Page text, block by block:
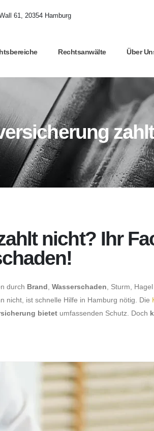
61, 20354 Hamburg
Rechtsanwälte Über
nicht? Ihr
durch Brand Wasserschaden , Sturm,
nicht, ist schnelle Hilfe in Hamburg nötig. Die
bietet umfassenden Schutz. Doch